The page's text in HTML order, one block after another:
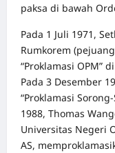
paksa di bawah
Pada 1 Juli 1971,
Rumkorem
“Proklamasi OPM”
Pada 3 Desember
“Proklamasi
1988, Thomas
Universitas Negeri
AS,